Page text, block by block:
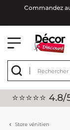
Commandez
⭐⭐⭐⭐⭐
Store vénitien